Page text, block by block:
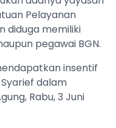
Pelayanan
diduga memiliki
pegawai BGN.
insentif
dalam
Rabu, 3 Juni